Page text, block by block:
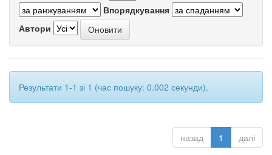
Впорядкування
Автори
Результати 1-1 зі 1 (час пошуку: 0.002 секунди).
назад 1 далі